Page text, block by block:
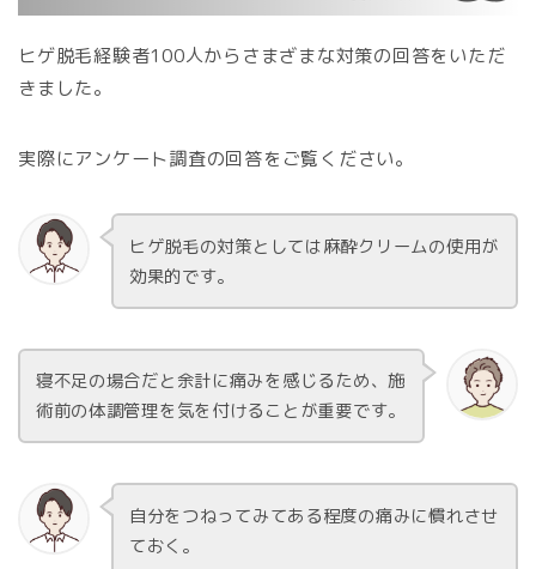
ヒゲ脱毛経験者100人からさまざまな対策の回答をいただ
きました。
実際にアンケート調査の回答をご覧ください。
ヒゲ脱毛の対策としては麻酔クリームの使用が
効果的です。
寝不足の場合だと余計に痛みを感じるため、施
術前の体調管理を気を付けることが重要です。
自分をつねってみてある程度の痛みに慣れさせ
ておく。